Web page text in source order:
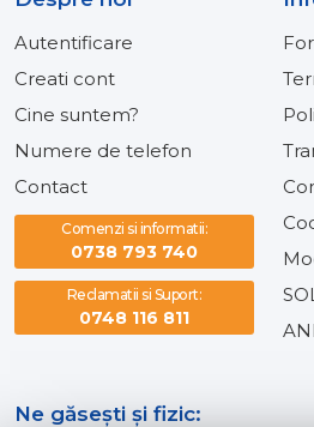
Autentificare
Creati cont
Cine suntem?
Numere de telefon
Contact
Comenzi si informatii:
0738 793 740
Reclamatii si Suport:
0748 116 811
Ne găsești și fizic: